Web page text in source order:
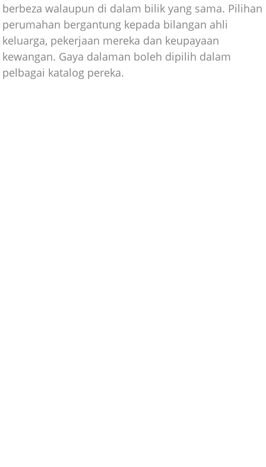
berbeza walaupun di dalam bilik yang sama. Pilihan
perumahan bergantung kepada bilangan ahli
keluarga, pekerjaan mereka dan keupayaan
kewangan. Gaya dalaman boleh dipilih dalam
pelbagai katalog pereka.